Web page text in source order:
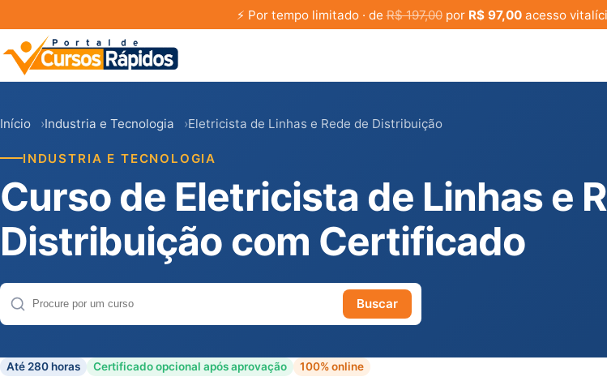
⚡ Por tempo limitado · deR$ 197,00por R$ 97,00acesso
Início Industria e Tecnologia Eletricista de Linhas e Rede de Distribuição
INDUSTRIA E TECNOLOGIA
Curso de Eletricista de Linhas e
Distribuição com Certificado
Buscar cursos
Buscar
Até 280 horas Certificado opcional após aprovação 100% online